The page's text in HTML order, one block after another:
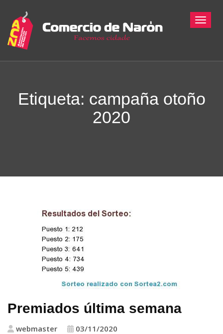
Etiqueta: campaña otoño
2020
Premiados última semana
webmaster 03/11/2020